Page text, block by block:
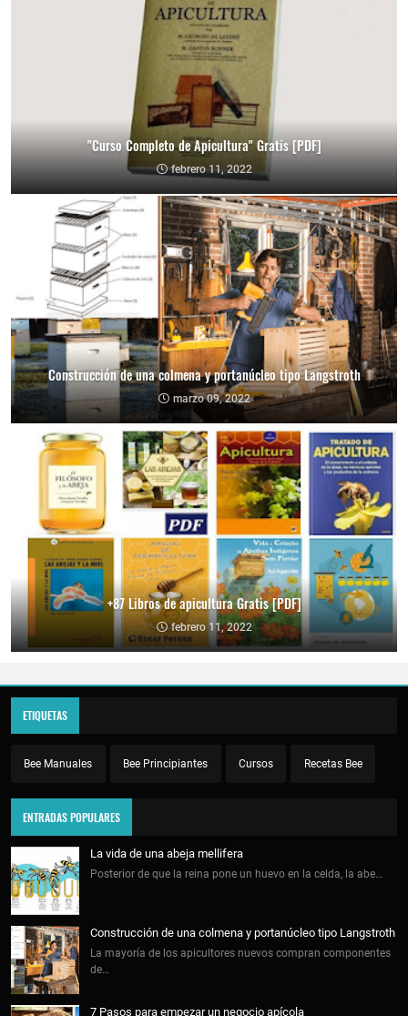
"Curso Completo de Apicultura" Gratis [PDF]
febrero 11, 2022
Construcción de una colmena y portanúcleo tipo Langstroth
marzo 09, 2022
+87 Libros de apicultura Gratis [PDF]
febrero 11, 2022
ETIQUETAS
Bee Manuales Bee Principiantes Cursos Recetas Bee
ENTRADAS POPULARES
La vida de una abeja mellifera
Posterior de que la reina pone un huevo en la celda, la abe…
Construcción de una colmena y portanúcleo tipo Langstroth
La mayoría de los apicultores nuevos compran componentes
de…
7 Pasos para empezar un negocio apícola